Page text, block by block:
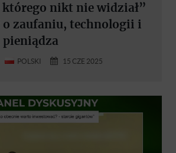
nikt nie widział”
o zaufaniu, technologii i
pieniądza
POLSKI 15 CZE 2025